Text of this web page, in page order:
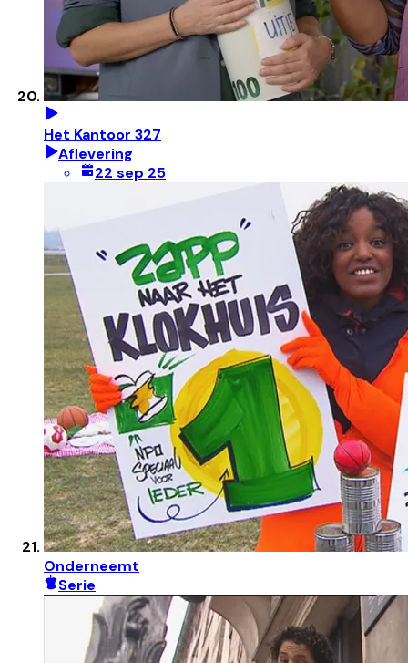
Het Kantoor 327
Aflevering
22 sep 25
Onderneemt
Serie